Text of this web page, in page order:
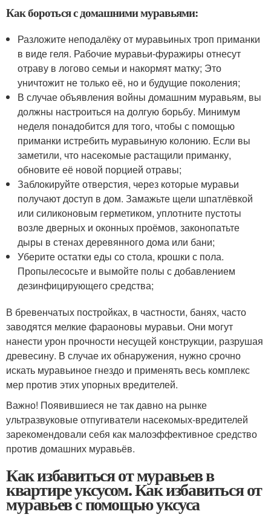
Как бороться с домашними муравьями:
Разложите неподалёку от муравьиных троп приманки
в виде геля. Рабочие муравьи-фуражиры отнесут
отраву в логово семьи и накормят матку; Это
уничтожит не только её, но и будущие поколения;
В случае объявления войны домашним муравьям, вы
должны настроиться на долгую борьбу. Минимум
неделя понадобится для того, чтобы с помощью
приманки истребить муравьиную колонию. Если вы
заметили, что насекомые растащили приманку,
обновите её новой порцией отравы;
Заблокируйте отверстия, через которые муравьи
получают доступ в дом. Замажьте щели шпатлёвкой
или силиконовым герметиком, уплотните пустоты
возле дверных и оконных проёмов, законопатьте
дыры в стенах деревянного дома или бани;
Уберите остатки еды со стола, крошки с пола.
Пропылесосьте и вымойте полы с добавлением
дезинфицирующего средства;
В бревенчатых постройках, в частности, банях, часто
заводятся мелкие фараоновы муравьи. Они могут
нанести урон прочности несущей конструкции, разрушая
древесину. В случае их обнаружения, нужно срочно
искать муравьиное гнездо и применять весь комплекс
мер против этих упорных вредителей.
Важно! Появившиеся не так давно на рынке
ультразвуковые отпугиватели насекомых-вредителей
зарекомендовали себя как малоэффективное средство
против домашних муравьёв.
Как избавиться от муравьев в
квартире уксусом. Как избавиться от
муравьев с помощью уксуса